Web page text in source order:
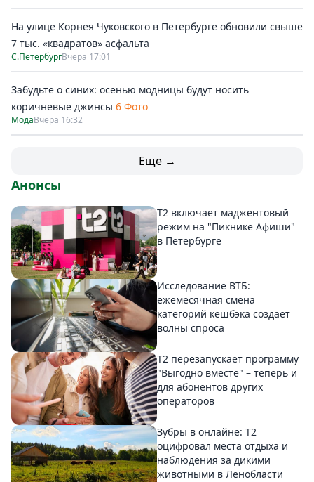
На улице Корнея Чуковского в Петербурге обновили свыше
7 тыс. «квадратов» асфальта
С.ПетербургВчера 17:01
Забудьте о синих: осенью модницы будут носить
коричневые джинсы 6 Фото
МодаВчера 16:32
Еще →
Анонсы
Т2 включает маджентовый
режим на "Пикнике Афиши"
в Петербурге
Исследование ВТБ:
ежемесячная смена
категорий кешбэка создает
волны спроса
Т2 перезапускает программу
"Выгодно вместе" – теперь и
для абонентов других
операторов
Зубры в онлайне: Т2
оцифровал места отдыха и
наблюдения за дикими
животными в Ленобласти